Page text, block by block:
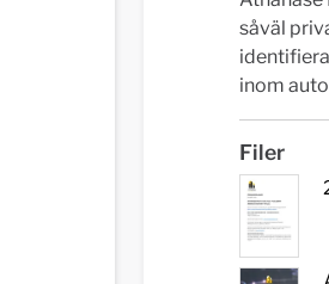
såväl
inom
Filer